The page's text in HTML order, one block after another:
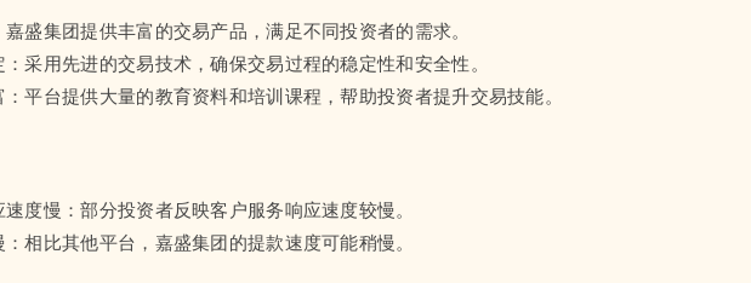
盛集团提供丰富的交易产品，满足不同投资者的需求。
采用先进的交易技术，确保交易过程的稳定性和安全性。
平台提供大量的教育资料和培训课程，帮助投资者提升交易技能。
度慢：部分投资者反映客户服务响应速度较慢。
相比其他平台，嘉盛集团的提款速度可能稍慢。